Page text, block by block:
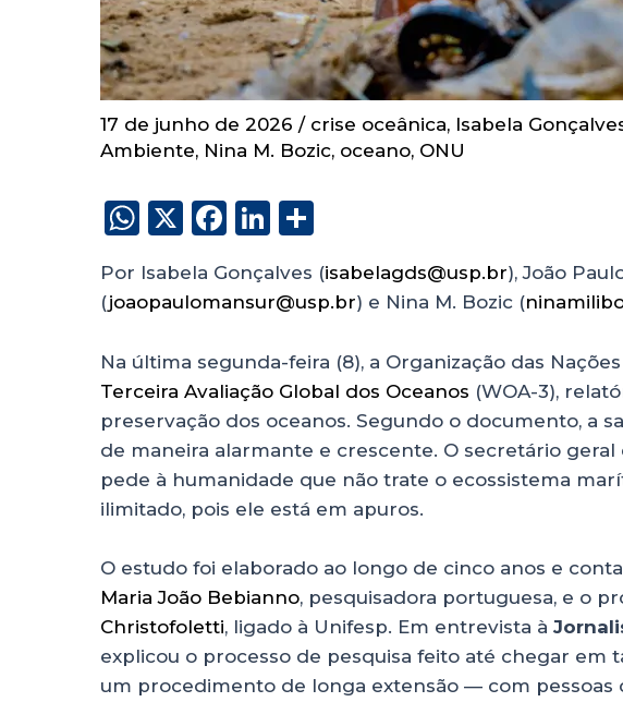
17 de junho de 2026 / crise oceânica, Isabela
Ambiente, Nina M. Bozic, oceano, ONU
W
a
ts
A
p
p
X
F
c
e
b
o
o
k
Li
k
e
dI
n
a
re
Por Isabela Gonçalves (isabelagds@usp.br), João
(joaopaulomansur@usp.br) e Nina M. Bozic (
Na última segunda-feira (8), a Organização das
Terceira Avaliação Global dos Oceanos (WOA-3),
preservação dos oceanos. Segundo o documento, a
de maneira alarmante e crescente. O secretário geral
pede à humanidade que não trate o ecossistema
ilimitado, pois ele está em apuros.
O estudo foi elaborado ao longo de cinco anos e
Maria João Bebianno, pesquisadora portuguesa, e o
Christofoletti, ligado à Unifesp. Em entrevista à
explicou o processo de pesquisa feito até chegar em
um procedimento de longa extensão — com pessoas